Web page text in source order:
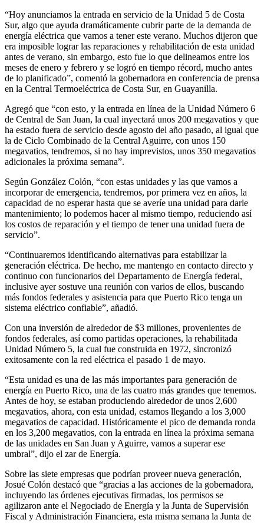
“Hoy anunciamos la entrada en servicio de la Unidad 5 de Costa
Sur, algo que ayuda dramáticamente cubrir parte de la demanda de
energía eléctrica que vamos a tenereste verano. Muchos dijeron que
era imposible lograr las reparaciones y rehabilitación de esta unidad
antes de verano, sin embargo, esto fue lo que delineamos entre los
meses de enero y febrero y se logró en tiempo récord, mucho antes
de lo planificado”, comentó la gobernadora en conferencia de prensa
en la Central Termoeléctrica de Costa Sur, en Guayanilla.
Agregó que “con esto, y la entrada en línea de la Unidad Número 6
de Central de San Juan, la cual inyectará unos 200 megavatios y que
ha estado fuera de servicio desde agosto del año pasado, al igual que
la de Ciclo Combinado de la Central Aguirre, con unos 150
megavatios, tendremos, si no hay imprevistos, unos 350 megavatios
adicionales la próxima semana”.
Según González Colón, “con estas unidades y las que vamos a
incorporar de emergencia, tendremos, por primera vez en años, la
capacidad de no esperar hasta que se averíe una unidad para darle
mantenimiento; lo podemos hacer al mismo tiempo, reduciendo así
los costos de reparación y el tiempo de tener una unidad fuera de
servicio”.
“Continuaremos identificando alternativas para estabilizar la
generación eléctrica. De hecho, me mantengo en contacto directo y
continuo con funcionarios del Departamento de Energía federal,
inclusive ayer sostuve una reunión con varios de ellos, buscando
más fondos federales y asistencia para que Puerto Rico tenga un
sistema eléctrico confiable”, añadió.
Con una inversión de alrededor de $3 millones, provenientes de
fondos federales, así como partidas operaciones, la rehabilitada
Unidad Número 5, la cual fue construida en 1972, sincronizó
exitosamente con la red eléctrica el pasado 1 de mayo.
“Esta unidad es una de las más importantes para generación de
energía en Puerto Rico, una de las cuatro más grandes que tenemos.
Antes de hoy, se estaban produciendo alrededor de unos 2,600
megavatios, ahora, con esta unidad, estamos llegando a los 3,000
megavatios de capacidad. Históricamente el pico de demanda ronda
en los 3,200 megavatios, con la entrada en línea la próxima semana
de las unidades en San Juan y Aguirre, vamos a superar ese
umbral”, dijo el zar de Energía.
Sobre las siete empresas que podrían proveer nueva generación,
Josué Colón destacó que “gracias a las acciones de la gobernadora,
incluyendo las órdenes ejecutivas firmadas, los permisos se
agilizaron ante el Negociado de Energía y la Junta de Supervisión
Fiscal y Administración Financiera, esta misma semana la Junta de